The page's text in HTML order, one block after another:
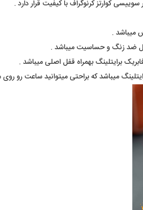
کوارتز کرنوگراف با کیفیت قرار دارد .
میباشد .
ضد زنگ و حساسیت میباشد .
برایتلینگ بهمراه قفل اصلی میباشد .
میباشد که براحتی میتوانید ساعت رو